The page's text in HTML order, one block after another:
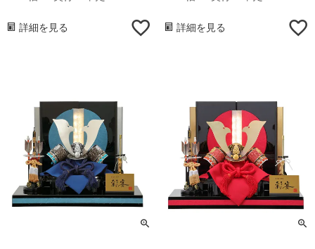
詳細を見る 詳細を見る